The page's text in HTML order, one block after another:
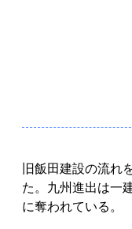
旧飯田建設の流れ
た。九州進出は一
に奪われている。